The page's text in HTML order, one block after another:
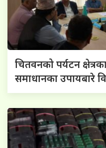
चितवनको पर्यटन
समाधानका उपायबारे